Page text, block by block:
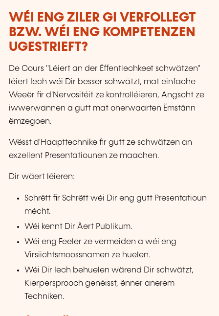
WÉI ENG ZILER GI VERFOLLEGT
BZW. WÉI ENG KOMPETENZEN
UGESTRIEFT?
De Cours "Léiert an der Ëffentlechkeet schwätzen"
léiert Iech wéi Dir besser schwätzt, mat einfache
Weeër fir d'Nervositéit ze kontrolléieren, Angscht ze
iwwerwannen a gutt mat onerwaarten Ëmstänn
ëmzegoen.
Wësst d'Haapttechnike fir gutt ze schwätzen an
exzellent Presentatiounen ze maachen.
Dir wäert léieren:
Schrëtt fir Schrëtt wéi Dir eng gutt Presentatioun
mécht.
Wéi kennt Dir Äert Publikum.
Wéi eng Feeler ze vermeiden a wéi eng
Virsiichtsmoossnamen ze huelen.
Wéi Dir Iech behuelen wärend Dir schwätzt,
Kierpersprooch genéisst, ënner anerem
Techniken.